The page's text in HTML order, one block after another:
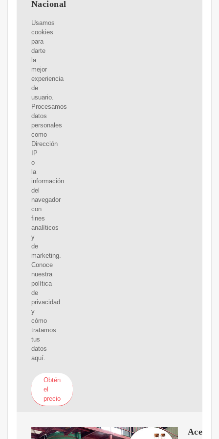
Nacional
Usamos
cookies
para
darte
la
mejor
experiencia
de
usuario.
Procesamos
datos
personales
como
Dirección
IP
o
la
información
del
navegador
con
fines
analíticos
y
de
marketing.
Conoce
nuestra
política
de
privacidad
y
cómo
tratamos
tus
datos
aquí.
Obtén
el
precio
Aceite